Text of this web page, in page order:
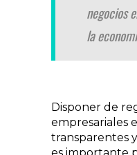
negocios
la
Disponer de
empresariales
transparentes